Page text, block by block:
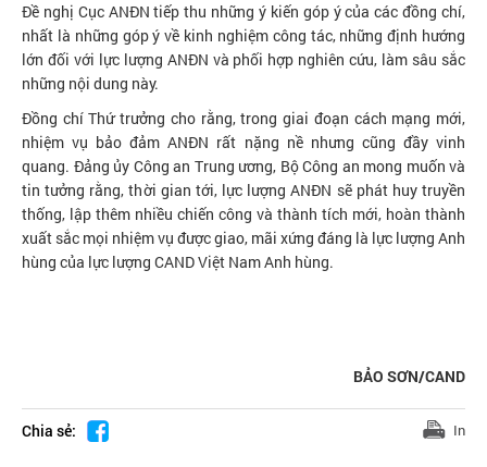
Đề nghị Cục ANĐN tiếp thu những ý kiến góp ý của các đồng chí,
nhất là những góp ý về kinh nghiệm công tác, những định hướng
lớn đối với lực lượng ANĐN và phối hợp nghiên cứu, làm sâu sắc
những nội dung này.
Đồng chí Thứ trưởng cho rằng, trong giai đoạn cách mạng mới,
nhiệm vụ bảo đảm ANĐN rất nặng nề nhưng cũng đầy vinh
quang. Đảng ủy Công an Trung ương, Bộ Công an mong muốn và
tin tưởng rằng, thời gian tới, lực lượng ANĐN sẽ phát huy truyền
thống, lập thêm nhiều chiến công và thành tích mới, hoàn thành
xuất sắc mọi nhiệm vụ được giao, mãi xứng đáng là lực lượng Anh
hùng của lực lượng CAND Việt Nam Anh hùng.
BẢO SƠN/CAND
Chia sẻ: In